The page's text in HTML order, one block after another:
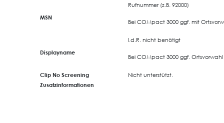
MSN
Rufnummer (z.B. 92000)
Bei COMpact 3000 ggf. mit
Displayname
I.d.R. nicht benötigt
Bei COMpact 3000 ggf.
Clip No Screening
Nicht unterstützt.
Zusatzinformationen